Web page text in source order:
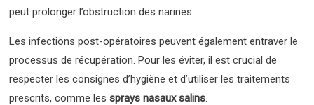
peut prolonger l’obstruction des narines.
Les infections post-opératoires peuvent également entraver le
processus de récupération. Pour les éviter, il est crucial de
respecter les consignes d’hygiène et d’utiliser les traitements
prescrits, comme lessprays nasaux salins.